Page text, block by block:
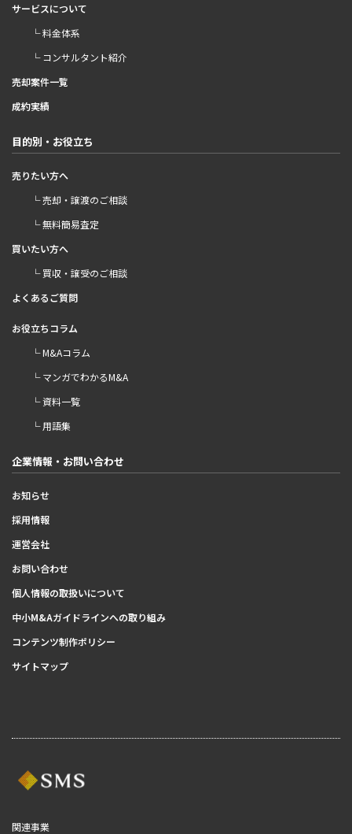
サービスについて
└ 料金体系
└ コンサルタント紹介
売却案件一覧
成約実績
目的別・お役立ち
売りたい方へ
└ 売却・譲渡のご相談
└ 無料簡易査定
買いたい方へ
└ 買収・譲受のご相談
よくあるご質問
お役立ちコラム
└ M&Aコラム
└ マンガでわかるM&A
└ 資料一覧
└ 用語集
企業情報・お問い合わせ
お知らせ
採用情報
運営会社
お問い合わせ
個人情報の取扱いについて
中小M&Aガイドラインへの取り組み
コンテンツ制作ポリシー
サイトマップ
関連事業